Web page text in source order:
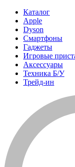
Каталог
Apple
Dyson
Смартфоны
Гаджеты
Игровые
Аксессуары
Техника Б/У
Трейд-ин